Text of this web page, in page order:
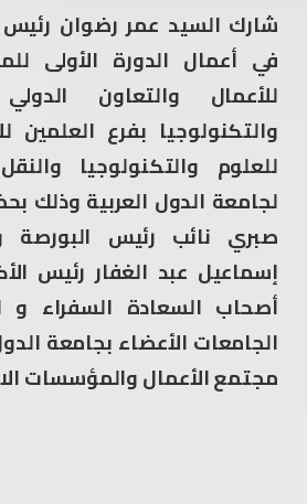
شارك السيد عمر رضوان رئيس
في أعمال الدورة الأولى
للأعمال والتعاون الدولي
والتكنولوجيا بفرع العلمين
للعلوم والتكنولوجيا
لجامعة الدول العربية وذلك
صبري نائب رئيس البورصة
إسماعيل عبد الغفار رئيس
أصحاب السعادة السفراء و
الجامعات الأعضاء بجامعة
مجتمع الأعمال والمؤسسات